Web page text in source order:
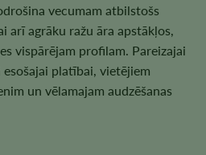
vecumam atbilstošs
arī agrāku ražu āra apstākļos,
vispārējam profilam. Pareizajai
platībai, vietējiem
un vēlamajam audzēšanas